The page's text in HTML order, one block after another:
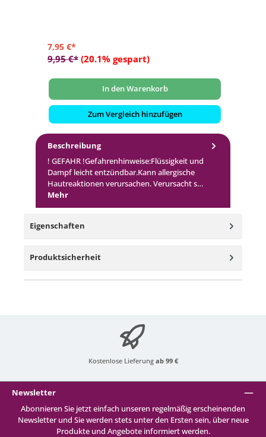
7,95 €*
9,95 €* (20.1% gespart)
In den Warenkorb
Zum Vergleich hinzufügen
Beschreibung
! GEFAHR !Gefahrenhinweise:Flüssigkeit und
Dampf leicht entzündbar.Kann allergische
Hautreaktionen verursachen. Verursacht s…
Mehr
Eigenschaften
Produktsicherheit
Kostenlose Lieferung ab 99 €
Newsletter
Abonnieren Sie jetzt einfach unseren regelmäßig erscheinenden
Newsletter und Sie werden stets unter den Ersten sein, über neue
Produkte und Angebote informiert werden.